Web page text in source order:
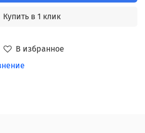
В избранное
Купить в 1 клик